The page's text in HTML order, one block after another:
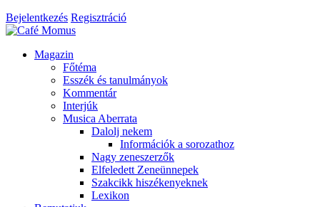
Bejelentkezés Regisztráció
Magazin
Főtéma
Esszék és tanulmányok
Kommentár
Interjúk
Musica Aberrata
Dalolj nekem
Információk a sorozathoz
Nagy zeneszerzők
Elfeledett Zeneünnepek
Szakcikk hiszékenyeknek
Lexikon